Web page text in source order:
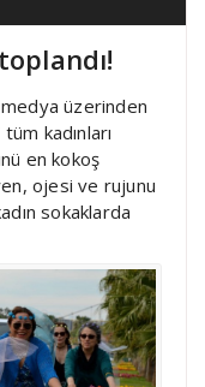
üzerinden
kadınları
en kokoş
ojesi ve rujunu
sokaklarda